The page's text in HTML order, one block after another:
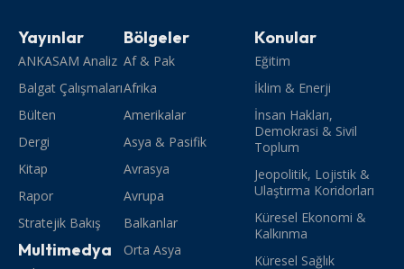
Yayınlar
ANKASAM Analiz
Balgat Çalışmaları
Bülten
Dergi
Kitap
Rapor
Stratejik Bakış
Multimedya
Bölgeler
Af & Pak
Afrika
Amerikalar
Asya & Pasifik
Avrasya
Avrupa
Balkanlar
Orta Asya
Konular
Eğitim
İklim & Enerji
İnsan Hakları,
Demokrasi & Sivil
Toplum
Jeopolitik, Lojistik &
Ulaştırma Koridorları
Küresel Ekonomi &
Kalkınma
Küresel Sağlık